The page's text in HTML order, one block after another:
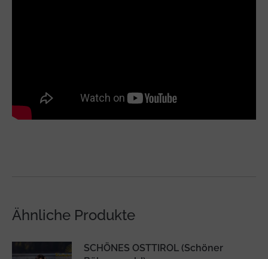
Ähnliche Produkte
SCHÖNES OSTTIROL (Schöner